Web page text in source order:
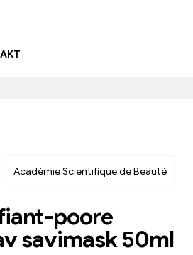
Académie Scientifique de Beauté
poore
savimask 50ml